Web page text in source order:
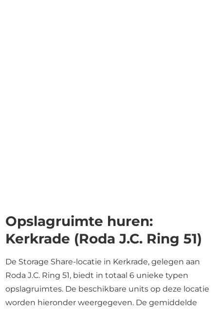
Opslagruimte huren:
Kerkrade (Roda J.C. Ring 51)
De Storage Share-locatie in Kerkrade, gelegen aan
Roda J.C. Ring 51, biedt in totaal 6 unieke typen
opslagruimtes. De beschikbare units op deze locatie
worden hieronder weergegeven. De gemiddelde